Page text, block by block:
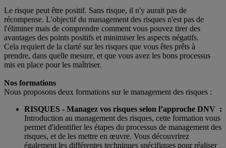
Le risque peut être positif. Sans risque, il n'y aurait pas de
récompense. L'objectif du management des risques n'est pas de
l'éliminer mais de comprendre comment vous pouvez tirer des
avantages des points positifs et minimiser les aspects négatifs.
Cela requiert de la clarté sur les risques que vous êtes prêts à
prendre, dans quelle mesure, et que vous avez les bons processus
mis en place pour les maîtriser.
Nos formations
Nous proposons deux formations sur le management des risques :
RISQUES - Managez vos risques selon l’approche DNV :
Introduction au management des risques, cette formation vous
permet d'identifier les étapes du processus de management des
risques, et de les mettre en œuvre. Vous découvrirez
également les différentes techniques spécifiques pour réaliser